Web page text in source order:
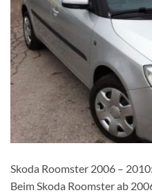
Skoda Roomster 2006 –
Beim Skoda Roomster ab